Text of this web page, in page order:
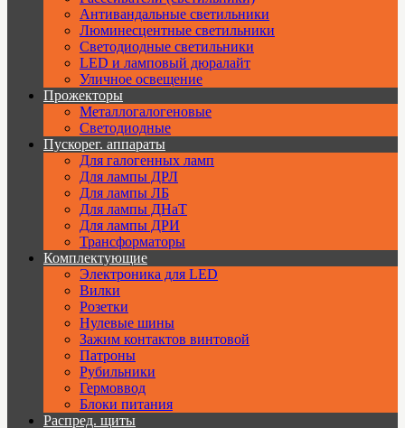
Антивандальные светильники
Люминесцентные светильники
Cветодиодные светильники
LED и ламповый дюралайт
Уличное освещение
Прожекторы
Металлогалогеновые
Светодиодные
Пускорег. аппараты
Для галогенных ламп
Для лампы ДРЛ
Для лампы ЛБ
Для лампы ДНаТ
Для лампы ДРИ
Трансформаторы
Комплектующие
Электроника для LED
Вилки
Розетки
Нулевые шины
Зажим контактов винтовой
Патроны
Рубильники
Гермоввод
Блоки питания
Распред. щиты